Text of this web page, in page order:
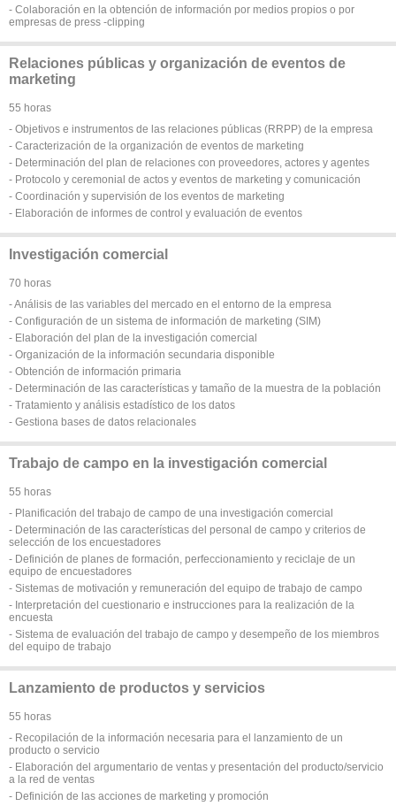
- Colaboración en la obtención de información por medios propios o por
empresas de press -clipping
Relaciones públicas y organización de eventos de
marketing
55 horas
- Objetivos e instrumentos de las relaciones públicas (RRPP) de la empresa
- Caracterización de la organización de eventos de marketing
- Determinación del plan de relaciones con proveedores, actores y agentes
- Protocolo y ceremonial de actos y eventos de marketing y comunicación
- Coordinación y supervisión de los eventos de marketing
- Elaboración de informes de control y evaluación de eventos
Investigación comercial
70 horas
- Análisis de las variables del mercado en el entorno de la empresa
- Configuración de un sistema de información de marketing (SIM)
- Elaboración del plan de la investigación comercial
- Organización de la información secundaria disponible
- Obtención de información primaria
- Determinación de las características y tamaño de la muestra de la población
- Tratamiento y análisis estadístico de los datos
- Gestiona bases de datos relacionales
Trabajo de campo en la investigación comercial
55 horas
- Planificación del trabajo de campo de una investigación comercial
- Determinación de las características del personal de campo y criterios de
selección de los encuestadores
- Definición de planes de formación, perfeccionamiento y reciclaje de un
equipo de encuestadores
- Sistemas de motivación y remuneración del equipo de trabajo de campo
- Interpretación del cuestionario e instrucciones para la realización de la
encuesta
- Sistema de evaluación del trabajo de campo y desempeño de los miembros
del equipo de trabajo
Lanzamiento de productos y servicios
55 horas
- Recopilación de la información necesaria para el lanzamiento de un
producto o servicio
- Elaboración del argumentario de ventas y presentación del producto/servicio
a la red de ventas
- Definición de las acciones de marketing y promoción